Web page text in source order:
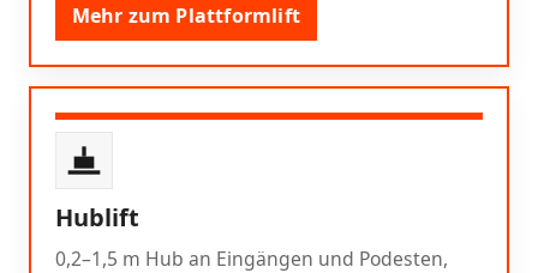
Mehr zum Plattformlift
Hublift
0,2–1,5 m Hub an Eingängen und Podesten,